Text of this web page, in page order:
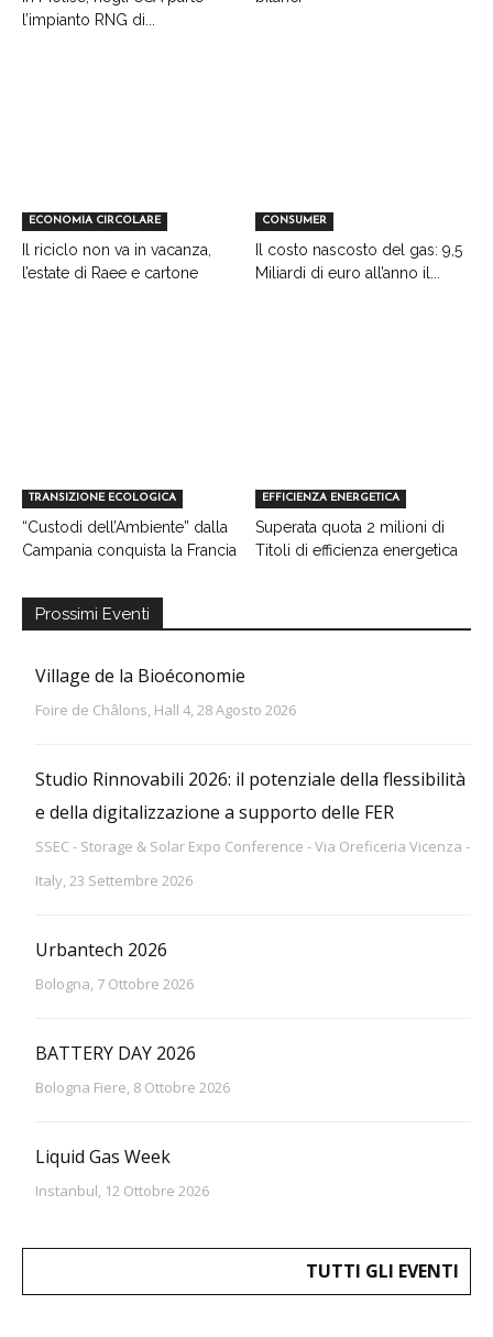
l’impianto RNG di...
ECONOMIA CIRCOLARE
Il riciclo non va in vacanza,
l’estate di Raee e cartone
CONSUMER
Il costo nascosto del gas: 9,5
Miliardi di euro all’anno il...
TRANSIZIONE ECOLOGICA
“Custodi dell’Ambiente” dalla
Campania conquista la Francia
EFFICIENZA ENERGETICA
Superata quota 2 milioni di
Titoli di efficienza energetica
Prossimi Eventi
Village de la Bioéconomie
Foire de Châlons, Hall 4, 28 Agosto 2026
Studio Rinnovabili 2026: il potenziale della flessibilità
e della digitalizzazione a supporto delle FER
SSEC - Storage & Solar Expo Conference - Via Oreficeria Vicenza -
Italy, 23 Settembre 2026
Urbantech 2026
Bologna, 7 Ottobre 2026
BATTERY DAY 2026
Bologna Fiere, 8 Ottobre 2026
Liquid Gas Week
Instanbul, 12 Ottobre 2026
TUTTI GLI EVENTI